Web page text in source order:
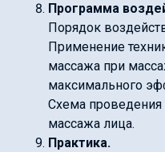
Программа
Порядок
Применение
массажа при
максимального
Схема проведения
массажа лица.
Практика.